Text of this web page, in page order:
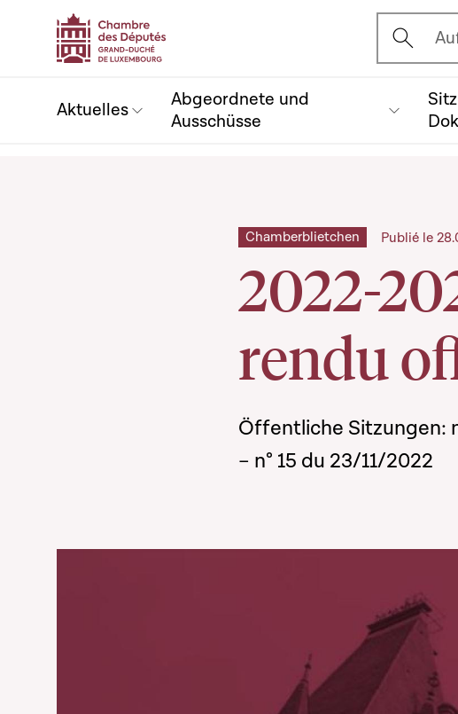
Ouvrir
Aktuelles
Abgeordnete und
Ausschüsse
2022-
rendu
Chamberblietchen Publié le
Öffentliche Sitzungen:
– n° 15 du 23/11/2022